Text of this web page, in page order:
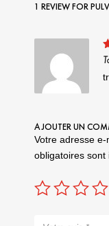
1 REVIEW FOR
AJOUTER UN
Votre adresse e-
obligatoires sont